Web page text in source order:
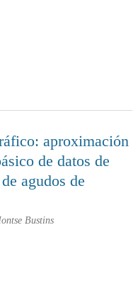
aproximación
de datos de
agudos de
Bustins